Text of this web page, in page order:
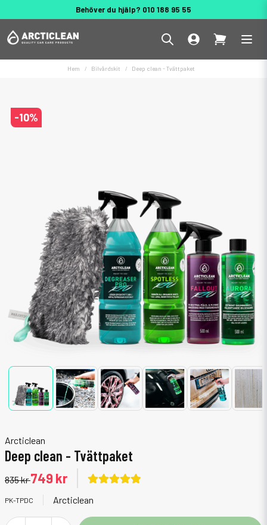
Behöver du hjälp? 010 188 95 55
Hem Bilvårdskit Deep clean - Tvättpaket
-10%
Arcticlean
Deep clean - Tvättpaket
835 kr749 kr
PK-TPDC Arcticlean